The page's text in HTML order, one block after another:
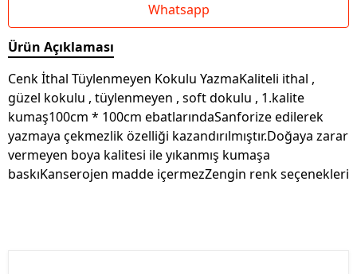
Whatsapp
Ürün Açıklaması
Cenk İthal Tüylenmeyen Kokulu YazmaKaliteli ithal ,
güzel kokulu , tüylenmeyen , soft dokulu , 1.kalite
kumaş100cm * 100cm ebatlarındaSanforize edilerek
yazmaya çekmezlik özelliği kazandırılmıştır.Doğaya zarar
vermeyen boya kalitesi ile yıkanmış kumaşa
baskıKanserojen madde içermezZengin renk seçenekleri